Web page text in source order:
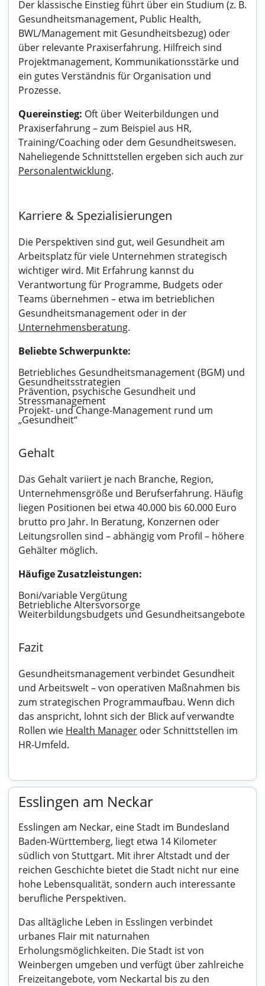
Der klassische Einstieg führt über ein Studium (z. B.
Gesundheitsmanagement, Public Health,
BWL/Management mit Gesundheitsbezug) oder
über relevante Praxiserfahrung. Hilfreich sind
Projektmanagement, Kommunikationsstärke und
ein gutes Verständnis für Organisation und
Prozesse.
Quereinstieg: Oft über Weiterbildungen und
Praxiserfahrung – zum Beispiel aus HR,
Training/Coaching oder dem Gesundheitswesen.
Naheliegende Schnittstellen ergeben sich auch zur
Personalentwicklung.
Karriere & Spezialisierungen
Die Perspektiven sind gut, weil Gesundheit am
Arbeitsplatz für viele Unternehmen strategisch
wichtiger wird. Mit Erfahrung kannst du
Verantwortung für Programme, Budgets oder
Teams übernehmen – etwa im betrieblichen
Gesundheitsmanagement oder in der
Unternehmensberatung.
Beliebte Schwerpunkte:
Betriebliches Gesundheitsmanagement (BGM) und
Gesundheitsstrategien
Prävention, psychische Gesundheit und
Stressmanagement
Projekt- und Change-Management rund um
„Gesundheit“
Gehalt
Das Gehalt variiert je nach Branche, Region,
Unternehmensgröße und Berufserfahrung. Häufig
liegen Positionen bei etwa 40.000 bis 60.000 Euro
brutto pro Jahr. In Beratung, Konzernen oder
Leitungsrollen sind – abhängig vom Profil – höhere
Gehälter möglich.
Häufige Zusatzleistungen:
Boni/variable Vergütung
Betriebliche Altersvorsorge
Weiterbildungsbudgets und Gesundheitsangebote
Fazit
Gesundheitsmanagement verbindet Gesundheit
und Arbeitswelt – von operativen Maßnahmen bis
zum strategischen Programmaufbau. Wenn dich
das anspricht, lohnt sich der Blick auf verwandte
Rollen wie Health Manager oder Schnittstellen im
HR-Umfeld.
Esslingen am Neckar
Esslingen am Neckar, eine Stadt im Bundesland
Baden-Württemberg, liegt etwa 14 Kilometer
südlich von Stuttgart. Mit ihrer Altstadt und der
reichen Geschichte bietet die Stadt nicht nur eine
hohe Lebensqualität, sondern auch interessante
berufliche Perspektiven.
Das alltägliche Leben in Esslingen verbindet
urbanes Flair mit naturnahen
Erholungsmöglichkeiten. Die Stadt ist von
Weinbergen umgeben und verfügt über zahlreiche
Freizeitangebote, vom Neckartal bis zu den